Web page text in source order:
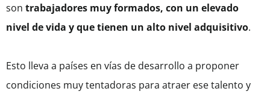
son trabajadores muy formados, con un elevado
nivel de vida y que tienen un alto nivel adquisitivo.
Esto lleva a países en vías de desarrollo a proponer
condiciones muy tentadoras para atraer ese talento y